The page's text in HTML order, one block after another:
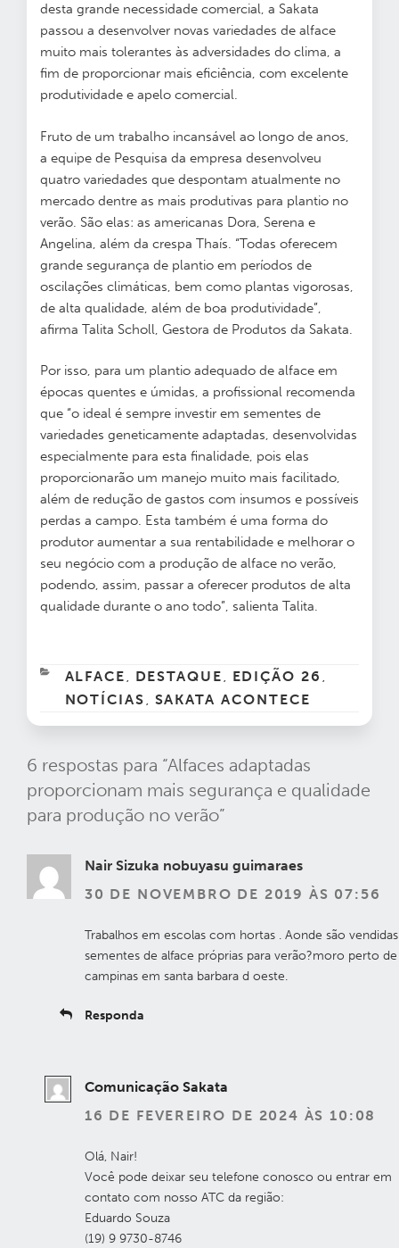
desta grande necessidade comercial, a Sakata
passou a desenvolver novas variedades de alface
muito mais tolerantes às adversidades do clima, a
fim de proporcionar mais eficiência, com excelente
produtividade e apelo comercial.
Fruto de um trabalho incansável ao longo de anos,
a equipe de Pesquisa da empresa desenvolveu
quatro variedades que despontam atualmente no
mercado dentre as mais produtivas para plantio no
verão. São elas: as americanas Dora, Serena e
Angelina, além da crespa Thaís. “Todas oferecem
grande segurança de plantio em períodos de
oscilações climáticas, bem como plantas vigorosas,
de alta qualidade, além de boa produtividade”,
afirma Talita Scholl, Gestora de Produtos da Sakata.
Por isso, para um plantio adequado de alface em
épocas quentes e úmidas, a profissional recomenda
que “o ideal é sempre investir em sementes de
variedades geneticamente adaptadas, desenvolvidas
especialmente para esta finalidade, pois elas
proporcionarão um manejo muito mais facilitado,
além de redução de gastos com insumos e possíveis
perdas a campo. Esta também é uma forma do
produtor aumentar a sua rentabilidade e melhorar o
seu negócio com a produção de alface no verão,
podendo, assim, passar a oferecer produtos de alta
qualidade durante o ano todo”, salienta Talita.
CATEGORIAS
ALFACE , DESTAQUE , EDIÇÃO 26 ,
NOTÍCIAS , SAKATA ACONTECE
6 respostas para “Alfaces adaptadas
proporcionam mais segurança e qualidade
para produção no verão”
Nair Sizuka nobuyasu guimaraes
30 DE NOVEMBRO DE 2019 ÀS 07:56
Trabalhos em escolas com hortas . Aonde são
sementes de alface próprias para verão?moro perto de
campinas em santa barbara d oeste.
Responda
Comunicação Sakata
16 DE FEVEREIRO DE 2024 ÀS 10:08
Olá, Nair!
Você pode deixar seu telefone conosco ou entrar em
contato com nosso ATC da região:
Eduardo Souza
(19) 9 9730-8746